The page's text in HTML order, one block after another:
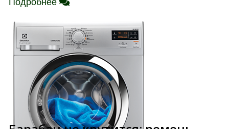
Подробнее